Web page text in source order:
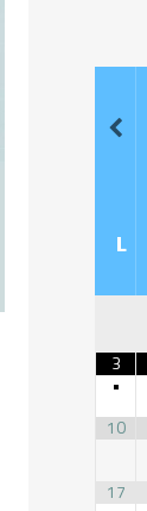
L
3
•
10
17